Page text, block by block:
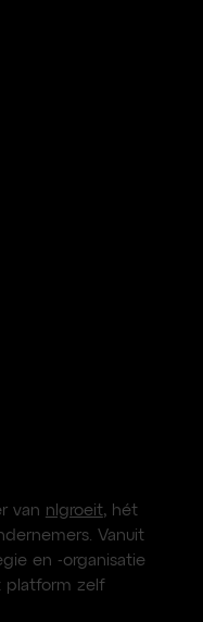
van nlgroeit, hét
Vanuit
en -organisatie
platform zelf